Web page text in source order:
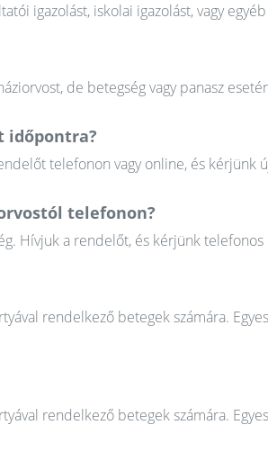
igazolást, iskolai igazolást, vagy
de betegség vagy panasz
időpontra?
telefonon vagy online, és kérjünk
telefonon?
Hívjuk a rendelőt, és kérjünk
rendelkező betegek számára.
rendelkező betegek számára.